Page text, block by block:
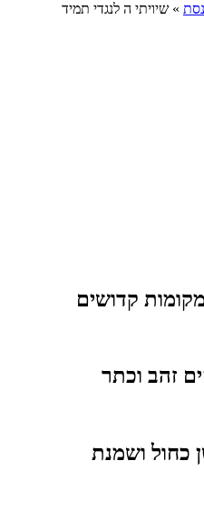
» שיויתי ה לנגדי תמיד
קדושים
זהב וכתר
כחול ושמנת